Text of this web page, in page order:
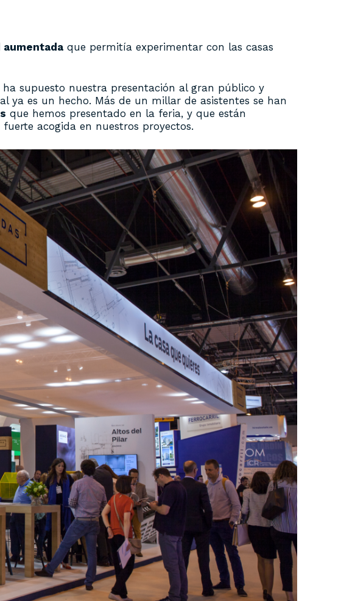
aumentada que permitía experimentar con las casas
ha supuesto nuestra presentación al gran público y
ya es un hecho. Más de un millar de asistentes se han
que hemos presentado en la feria, y que están
acogida en nuestros proyectos.